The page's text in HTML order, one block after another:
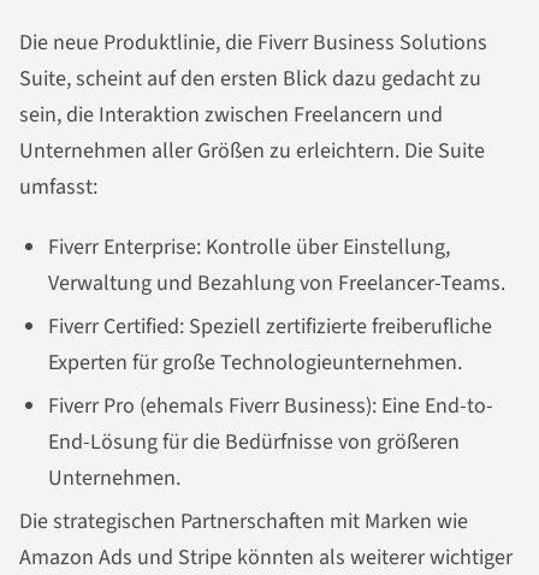
Die neue Produktlinie, die Fiverr Business Solutions
Suite, scheint auf den ersten Blick dazu gedacht zu
sein, die Interaktion zwischen Freelancern und
Unternehmen aller Größen zu erleichtern. Die Suite
umfasst:
Fiverr Enterprise: Kontrolle über Einstellung,
Verwaltung und Bezahlung von Freelancer-Teams.
Fiverr Certified: Speziell zertifizierte freiberufliche
Experten für große Technologieunternehmen.
Fiverr Pro (ehemals Fiverr Business): Eine End-to-
End-Lösung für die Bedürfnisse von größeren
Unternehmen.
Die strategischen Partnerschaften mit Marken wie
Amazon Ads und Stripe könnten als weiterer wichtiger